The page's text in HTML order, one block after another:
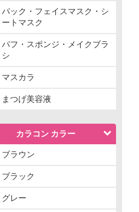
パック・フェイスマスク・シ
ートマスク
パフ・スポンジ・メイクブラ
シ
マスカラ
まつげ美容液
カラコン カラー
ブラウン
ブラック
グレー